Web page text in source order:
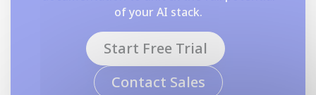
of your AI stack.
Start Free Trial
Contact Sales